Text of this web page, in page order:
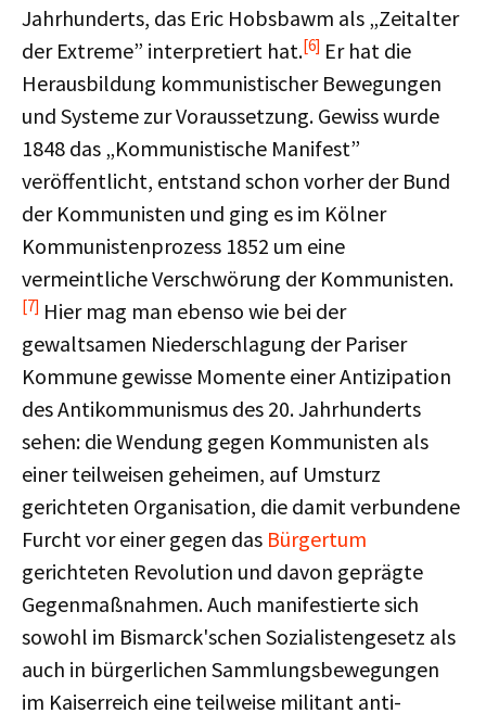
Jahrhunderts, das Eric Hobsbawm als „Zeitalter
der Extreme” interpretiert hat.[6] Er hat die
Herausbildung kommunistischer Bewegungen
und Systeme zur Voraussetzung. Gewiss wurde
1848 das „Kommunistische Manifest”
veröffentlicht, entstand schon vorher der Bund
der Kommunisten und ging es im Kölner
Kommunistenprozess 1852 um eine
vermeintliche Verschwörung der Kommunisten.
[7] Hier mag man ebenso wie bei der
gewaltsamen Niederschlagung der Pariser
Kommune gewisse Momente einer Antizipation
des Antikommunismus des 20. Jahrhunderts
sehen: die Wendung gegen Kommunisten als
einer teilweisen geheimen, auf Umsturz
gerichteten Organisation, die damit verbundene
Furcht vor einer gegen das Bürgertum
gerichteten Revolution und davon geprägte
Gegenmaßnahmen. Auch manifestierte sich
sowohl im Bismarck'schen Sozialistengesetz als
auch in bürgerlichen Sammlungsbewegungen
im Kaiserreich eine teilweise militant anti-